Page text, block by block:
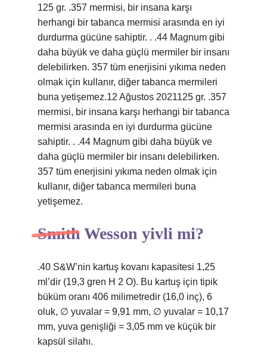
125 gr. .357 mermisi, bir insana karşı
herhangi bir tabanca mermisi arasında en iyi
durdurma gücüne sahiptir. . .44 Magnum gibi
daha büyük ve daha güçlü mermiler bir insanı
delebilirken. 357 tüm enerjisini yıkıma neden
olmak için kullanır, diğer tabanca mermileri
buna yetişemez.12 Ağustos 2021125 gr. .357
mermisi, bir insana karşı herhangi bir tabanca
mermisi arasında en iyi durdurma gücüne
sahiptir. . .44 Magnum gibi daha büyük ve
daha güçlü mermiler bir insanı delebilirken.
357 tüm enerjisini yıkıma neden olmak için
kullanır, diğer tabanca mermileri buna
yetişemez.
Smith Wesson yivli mi?
.40 S&W’nin kartuş kovanı kapasitesi 1,25
ml’dir (19,3 gren H 2 O). Bu kartuş için tipik
büküm oranı 406 milimetredir (16,0 inç), 6
oluk, ∅ yuvalar = 9,91 mm, ∅ yuvalar = 10,17
mm, yuva genişliği = 3,05 mm ve küçük bir
kapsül silahı.